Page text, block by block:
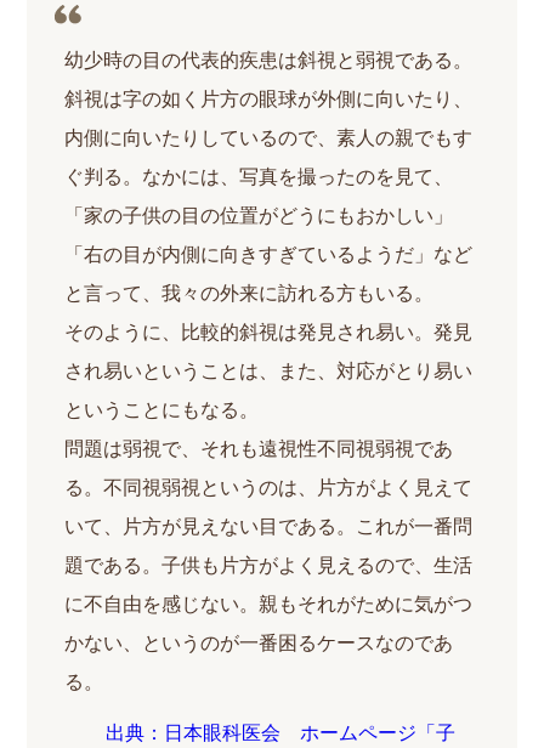
幼少時の目の代表的疾患は斜視と弱視である。
斜視は字の如く片方の眼球が外側に向いたり、
内側に向いたりしているので、素人の親でもす
ぐ判る。なかには、写真を撮ったのを見て、
「家の子供の目の位置がどうにもおかしい」
「右の目が内側に向きすぎているようだ」など
と言って、我々の外来に訪れる方もいる。
そのように、比較的斜視は発見され易い。発見
され易いということは、また、対応がとり易い
ということにもなる。
問題は弱視で、それも遠視性不同視弱視であ
る。不同視弱視というのは、片方がよく見えて
いて、片方が見えない目である。これが一番問
題である。子供も片方がよく見えるので、生活
に不自由を感じない。親もそれがために気がつ
かない、というのが一番困るケースなのであ
る。
出典：日本眼科医会 ホームページ「子